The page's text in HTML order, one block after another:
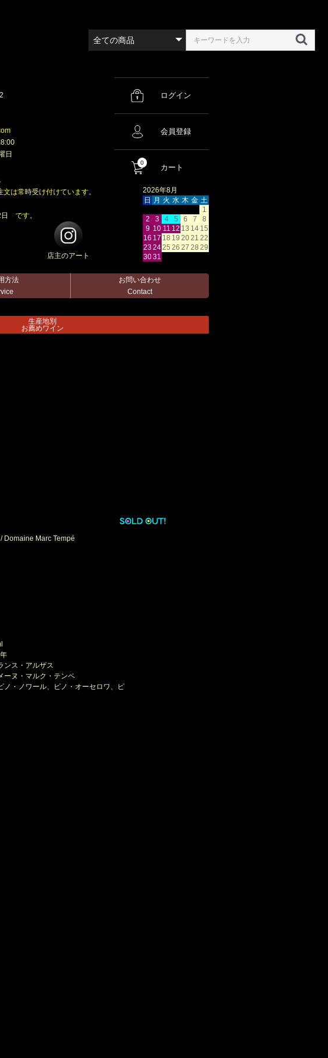
ログイン
会員登録
0
カート
日
は常時受け付けています。
です。
店主のアート
2026年8月
日
月 火 水 木 金 土
1
2
3 4 5 6 7
8
9 10 11 12 13 14 15
16 17 18 19 2021 22
232425 26 27 28 29
3031
方法
お問い合わせ
Contact
生産地別
お薦めワイン
Domaine Marc Tempé
ンス・アルザス
ーヌ・マルク・テンペ
ノ・ノワール、ピノ・オーセロワ、ピ